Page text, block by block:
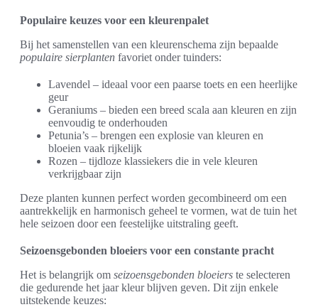
Populaire keuzes voor een kleurenpalet
Bij het samenstellen van een kleurenschema zijn bepaalde
populaire sierplanten favoriet onder tuinders:
Lavendel – ideaal voor een paarse toets en een heerlijke
geur
Geraniums – bieden een breed scala aan kleuren en zijn
eenvoudig te onderhouden
Petunia’s – brengen een explosie van kleuren en
bloeien vaak rijkelijk
Rozen – tijdloze klassiekers die in vele kleuren
verkrijgbaar zijn
Deze planten kunnen perfect worden gecombineerd om een
aantrekkelijk en harmonisch geheel te vormen, wat de tuin het
hele seizoen door een feestelijke uitstraling geeft.
Seizoensgebonden bloeiers voor een constante pracht
Het is belangrijk om seizoensgebonden bloeiers te selecteren
die gedurende het jaar kleur blijven geven. Dit zijn enkele
uitstekende keuzes: